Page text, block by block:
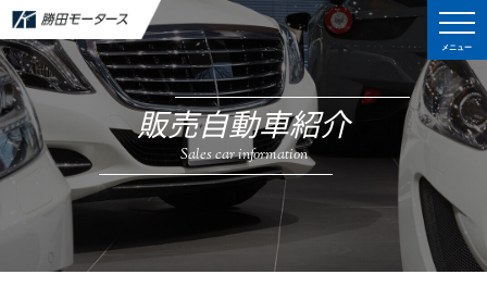
メニュー
販売自動車紹介
Sales car information